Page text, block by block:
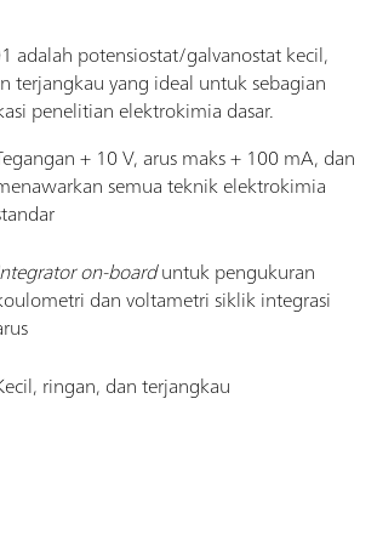
adalah potensiostat/galvanostat kecil,
terjangkau yang ideal untuk sebagian
penelitian elektrokimia dasar.
+ 10 V, arus maks + 100 mA, dan
semua teknik elektrokimia
on-boarduntuk pengukuran
dan voltametri siklik integrasi
ringan, dan terjangkau